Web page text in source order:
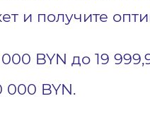
и получите
BYN до 19
000 BYN.